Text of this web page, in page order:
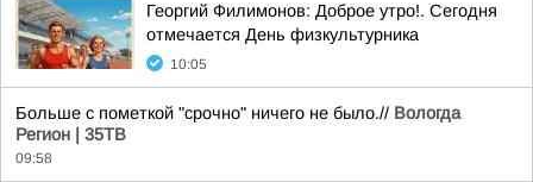
Георгий Филимонов: Доброе утро!. Сегодня
отмечается День физкультурника
10:05
Больше с пометкой "срочно" ничего не было.// Вологда
Регион | 35ТВ
09:58